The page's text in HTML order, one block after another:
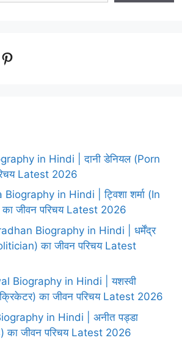
Pinterest
in Hindi | दानी डेनियल (Porn
Latest 2026
in Hindi | ट्विशा शर्मा (In
जीवन परिचय Latest 2026
Biography in Hindi | धर्मेंद्र
का जीवन परिचय Latest
Biography in Hindi | यशस्वी
क्रिकेटर) का जीवन परिचय Latest 2026
in Hindi | अनीत पड्डा
जीवन परिचय Latest 2026